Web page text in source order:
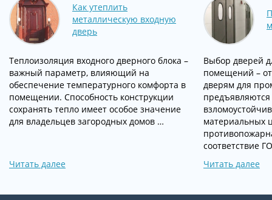
Как утеплить
металлическую входную
дверь
Теплоизоляция входного дверного блока –
важный параметр, влияющий на
обеспечение температурного комфорта в
помещении. Способность конструкции
сохранять тепло имеет особое значение
для владельцев загородных домов …
Читать далее
Выбор дверей
помещений –
дверям для
материальных
соответствие
Читать далее